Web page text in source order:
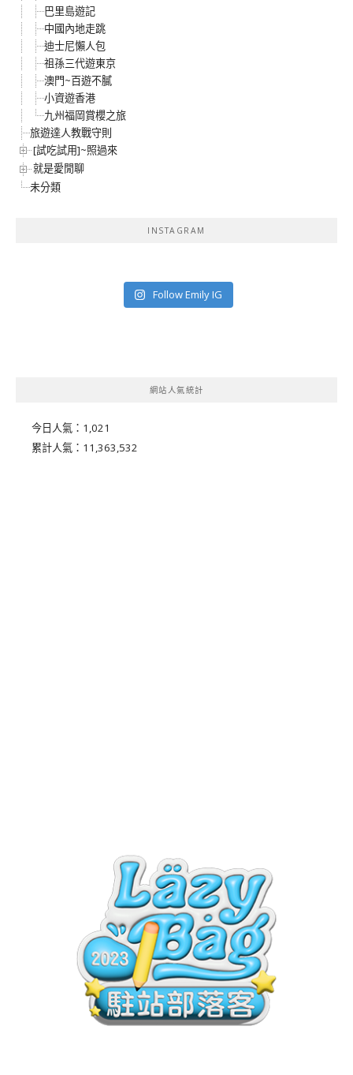
巴里島遊記
中國內地走跳
迪士尼懶人包
祖孫三代遊東京
澳門~百遊不膩
小資遊香港
九州福岡賞櫻之旅
旅遊達人教戰守則
[試吃試用]~照過來
就是愛閒聊
未分類
INSTAGRAM
Follow Emily IG
網站人氣統計
今日人氣： 1,021
累計人氣： 11,363,532